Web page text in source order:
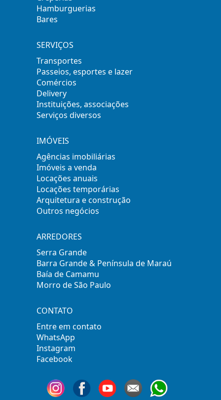
Hamburguerias
Bares
SERVIÇOS
Transportes
Passeios, esportes e lazer
Comércios
Delivery
Instituições, associações
Serviços diversos
IMÓVEIS
Agências imobiliárias
Imóveis a venda
Locações anuais
Locações temporárias
Arquitetura e construção
Outros negócios
ARREDORES
Serra Grande
Barra Grande & Península de Maraú
Baía de Camamu
Morro de São Paulo
CONTATO
Entre em contato
WhatsApp
Instagram
Facebook